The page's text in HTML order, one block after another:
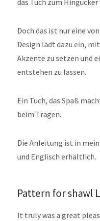
das Tuch zum Hingucker
Doch das ist nur eine
Design lädt dazu ein,
Akzente zu setzen und
entstehen zu lassen.
Ein Tuch, das Spaß
beim Tragen.
Die Anleitung ist in
und Englisch erhältlich.
Pattern for shawl
It truly was a great